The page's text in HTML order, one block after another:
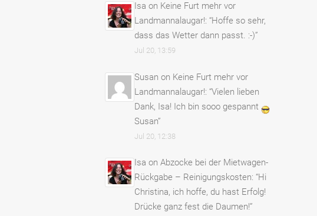
Isa on Keine Furt mehr vor
Landmannalaugar!: “Hoffe so sehr,
dass das Wetter dann passt. :-)”
Jul 20, 13:59
Susan on Keine Furt mehr vor
Landmannalaugar!: “Vielen lieben
Dank, Isa! Ich bin sooo gespannt
Susan”
Jul 20, 12:38
Isa on Abzocke bei der Mietwagen-
Rückgabe – Reinigungskosten: “Hi
Christina, ich hoffe, du hast Erfolg!
Drücke ganz fest die Daumen!”